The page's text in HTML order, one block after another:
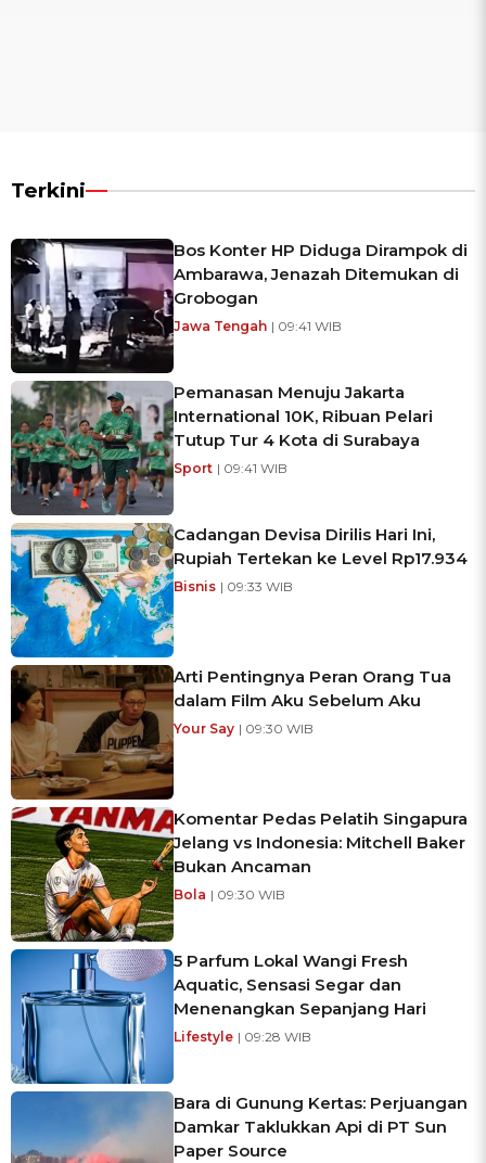
Terkini
Bos Konter HP Diduga Dirampok di
Ambarawa, Jenazah Ditemukan di
Grobogan
Jawa Tengah | 09:41 WIB
Pemanasan Menuju Jakarta
International 10K, Ribuan Pelari
Tutup Tur 4 Kota di Surabaya
Sport | 09:41 WIB
Cadangan Devisa Dirilis Hari Ini,
Rupiah Tertekan ke Level Rp17.934
Bisnis | 09:33 WIB
Arti Pentingnya Peran Orang Tua
dalam Film Aku Sebelum Aku
Your Say | 09:30 WIB
Komentar Pedas Pelatih Singapura
Jelang vs Indonesia: Mitchell Baker
Bukan Ancaman
Bola | 09:30 WIB
5 Parfum Lokal Wangi Fresh
Aquatic, Sensasi Segar dan
Menenangkan Sepanjang Hari
Lifestyle | 09:28 WIB
Bara di Gunung Kertas: Perjuangan
Damkar Taklukkan Api di PT Sun
Paper Source